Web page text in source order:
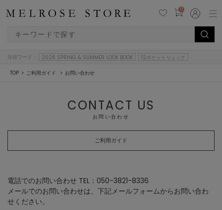
0
注目ワード： 2026 SPRING & SUMMER LOOK BOOK 12ポケットリュック
TOP ご利用ガイド お問い合わせ
CONTACT US
お問い合わせ
ご利用ガイド
電話でのお問い合わせ TEL：050-3821-8336
メールでのお問い合わせは、下記メールフォームからお問い合わ
せください。